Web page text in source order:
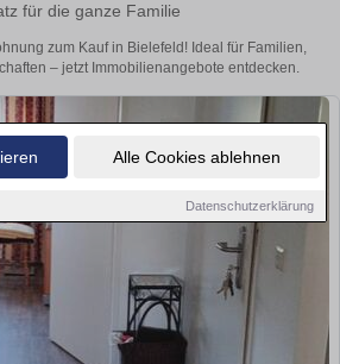
Alle Cookies ablehnen
Datenschutzerklärung
für die ganze Familie
zum Kauf in Bielefeld! Ideal für Familien,
– jetzt Immobilienangebote entdecken.